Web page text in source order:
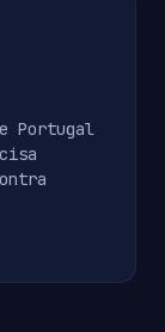
Portugal